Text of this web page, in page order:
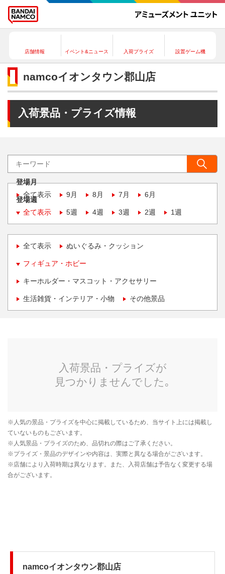
店舗情報 イベント&ニュース 入荷プライズ 設置ゲーム機
namcoイオンタウン郡山店
入荷景品・プライズ情報
登場月
全て表示
9月 8月 7月 6月
登場週
全て表示
5週 4週 3週 2週 1週
全て表示 ぬいぐるみ・クッション
フィギュア・ホビー
キーホルダー・マスコット・アクセサリー
生活雑貨・インテリア・小物 その他景品
namcoイオンタウン郡山店